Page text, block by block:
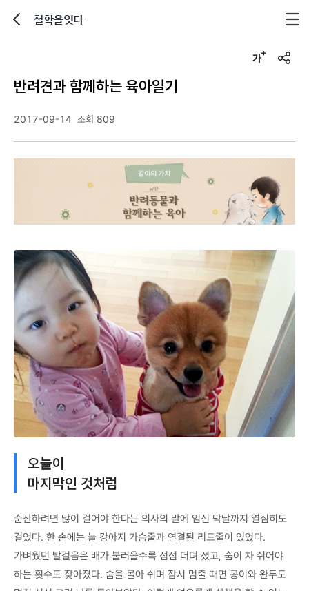
철학을잇다
u
반려견과 함께하는 육아일기
2017-09-14 조회 809
오늘이
마지막인 것처럼
순산하려면 많이 걸어야 한다는 의사의 말에 임신 막달까지 열심히도
걸었다. 한 손에는 늘 강아지 가슴줄과 연결된 리드줄이 있었다.
가벼웠던 발걸음은 배가 불러올수록 점점 더뎌 졌고, 숨이 차 쉬어야
하는 횟수도 잦아졌다. 숨을 몰아 쉬며 잠시 멈출 때면 콩이와 완두도